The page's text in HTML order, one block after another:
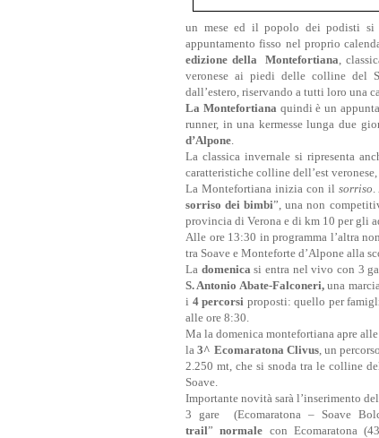
un mese ed il popolo dei podisti si
appuntamento fisso nel proprio
edizione della Montefortiana,
veronese ai piedi delle colline del
dall’estero, riservando a tutti loro una
La Montefortiana quindi è un
runner, in una kermesse lunga due
d’Alpone.
La classica invernale si ripresenta
caratteristiche colline dell’est
La Montefortiana inizia con il sorriso.
sorriso dei bimbi”, una non
provincia di Verona e di km 10 per gli
Alle ore 13:30 in programma l’altra
tra Soave e Monteforte d’Alpone alla
La domenica si entra nel vivo con 3
S. Antonio Abate-Falconeri,una
i 4 percorsi proposti: quello per
alle ore 8:30.
Ma la domenica montefortiana apre
la3^ Ecomaratona Clivus, un
2.250 mt, che si snoda tra le colline
Soave.
Importante novità sarà l’inserimento
3 gare (Ecomaratona – Soave
trail”normale con Ecomaratona